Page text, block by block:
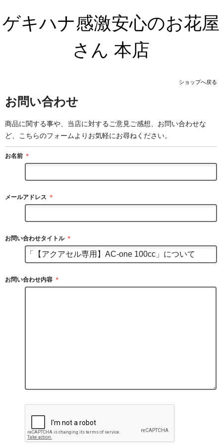
ゲキハナ感激安心のお花屋
さん 本店
ショップへ戻る
お問い合わせ
商品に関する事や、当店に対するご意見ご感想、お問い合わせな
ど、こちらのフォームよりお気軽にお尋ねください。
お名前 ＊
メールアドレス ＊
お問い合わせタイトル ＊
お問い合わせ内容 ＊